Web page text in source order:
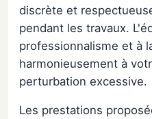
discrète et
pendant les travaux.
professionnalisme et à
harmonieusement à
perturbation excessive.
Les prestations